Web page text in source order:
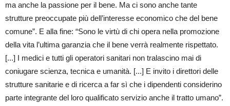
ma anche la passione per il bene. Ma ci sono anche tante
strutture preoccupate più dell’interesse economico che del bene
comune”. E alla fine: “Sono le virtù di chi opera nella promozione
della vita l’ultima garanzia che il bene verrà realmente rispettato.
[...] I medici e tutti gli operatori sanitari non tralascino mai di
coniugare scienza, tecnica e umanità. [...] E invito i direttori delle
strutture sanitarie e di ricerca a far sì che i dipendenti considerino
parte integrante del loro qualificato servizio anche il tratto umano”.